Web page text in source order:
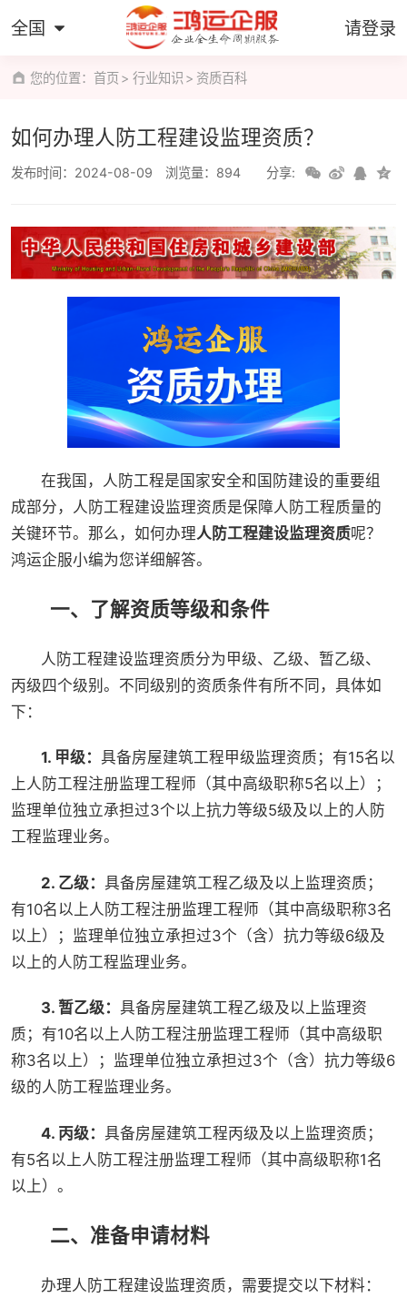
全国 请登录
您的位置：首页 行业知识 资质百科
如何办理人防工程建设监理资质？
发布时间：2024-08-09 浏览量：894 分享:
在我国，人防工程是国家安全和国防建设的重要组
成部分，人防工程建设监理资质是保障人防工程质量的
关键环节。那么，如何办理人防工程建设监理资质呢？
鸿运企服小编为您详细解答。
一、了解资质等级和条件
人防工程建设监理资质分为甲级、乙级、暂乙级、
丙级四个级别。不同级别的资质条件有所不同，具体如
下：
1. 甲级：具备房屋建筑工程甲级监理资质；有15名以
上人防工程注册监理工程师（其中高级职称5名以上）；
监理单位独立承担过3个以上抗力等级5级及以上的人防
工程监理业务。
2. 乙级：具备房屋建筑工程乙级及以上监理资质；
有10名以上人防工程注册监理工程师（其中高级职称3名
以上）；监理单位独立承担过3个（含）抗力等级6级及
以上的人防工程监理业务。
3. 暂乙级：具备房屋建筑工程乙级及以上监理资
质；有10名以上人防工程注册监理工程师（其中高级职
称3名以上）；监理单位独立承担过3个（含）抗力等级6
级的人防工程监理业务。
4. 丙级：具备房屋建筑工程丙级及以上监理资质；
有5名以上人防工程注册监理工程师（其中高级职称1名
以上）。
二、准备申请材料
办理人防工程建设监理资质，需要提交以下材料：